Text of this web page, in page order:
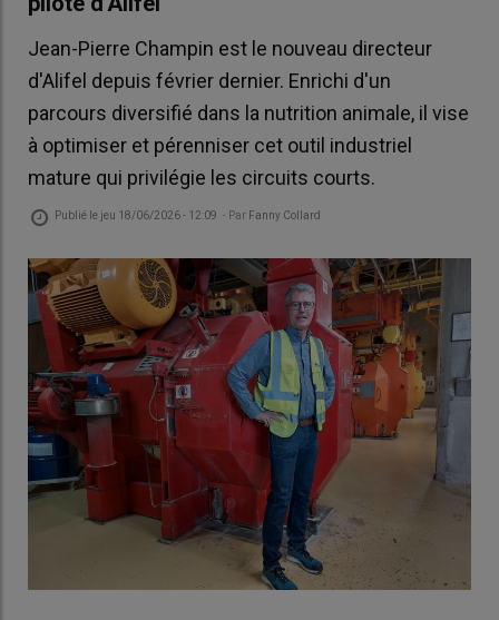
Jean-Pierre Champin est le nouveau directeur
d'Alifel depuis février dernier. Enrichi d'un
parcours diversifié dans la nutrition animale, il vise
à optimiser et pérenniser cet outil industriel
mature qui privilégie les circuits courts.
Publié le jeu 18/06/2026 - 12:09 - Par Fanny Collard